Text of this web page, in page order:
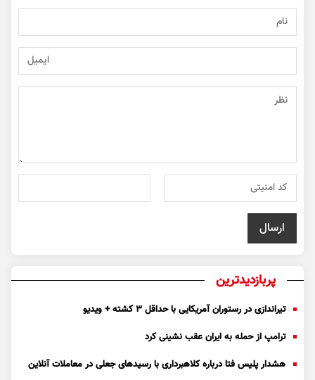
پربازدیدترین
تیراندازی در رستوران آمریکایی با حداقل ۳ کشته + ویدیو
ترامپ از حمله به ایران عقب نشینی کرد
هشدار پلیس فتا درباره کلاهبرداری با رسید‌های جعلی در معاملات آنلاین